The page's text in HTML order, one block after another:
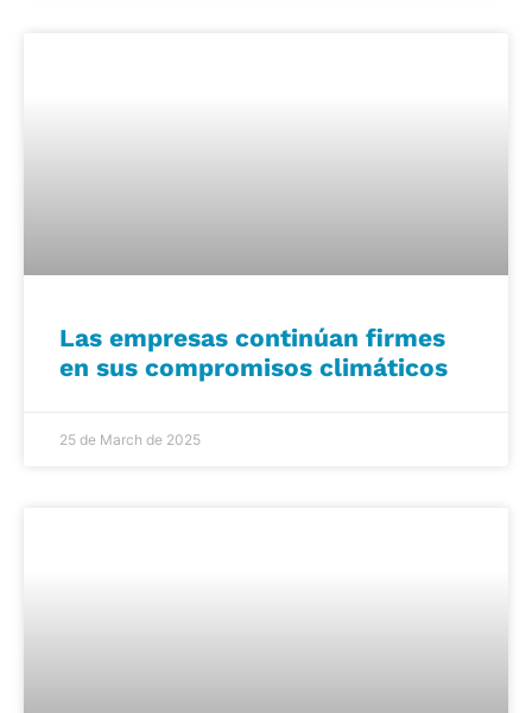
Las empresas continúan firmes
en sus compromisos climáticos
25 de March de 2025